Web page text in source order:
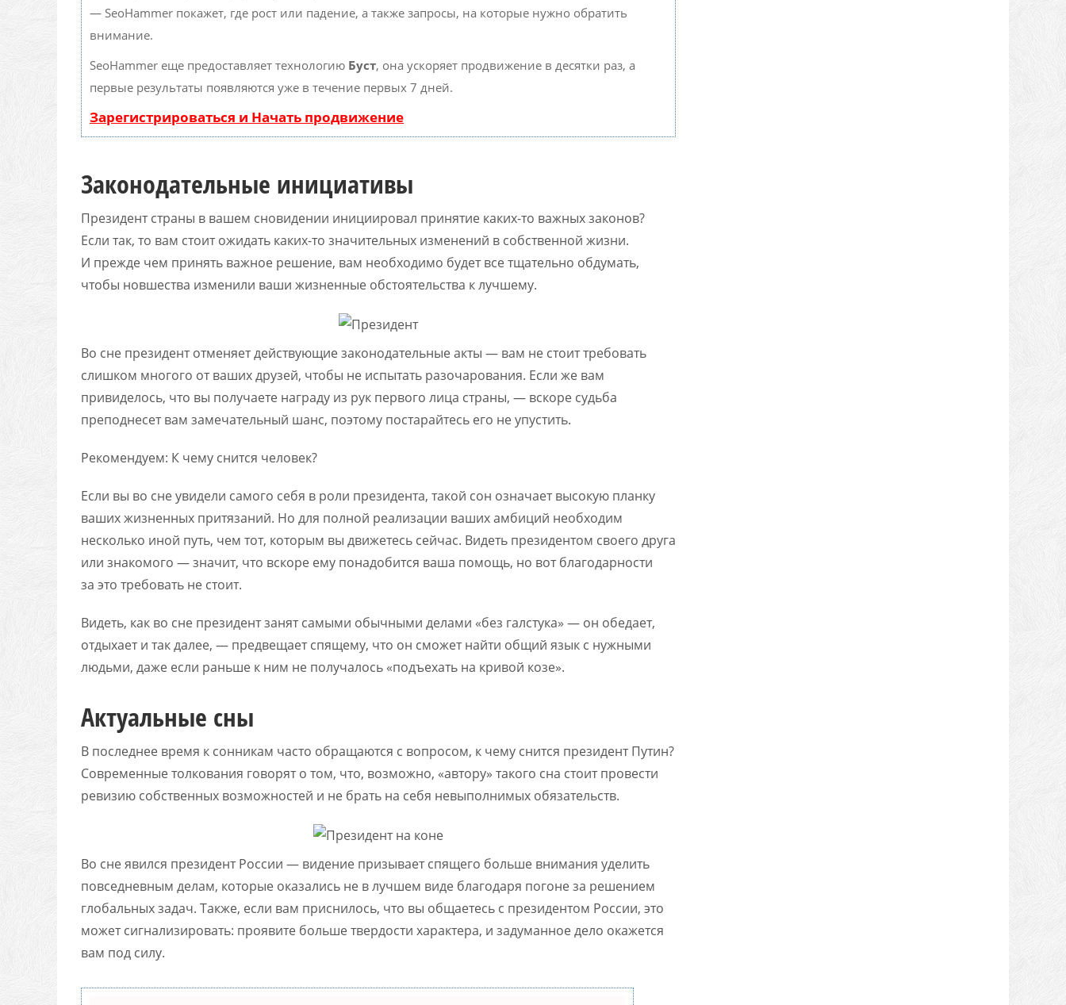
— SeoHammer покажет, где рост или падение, а также запросы, на которые нужно обратить
внимание.
SeoHammer еще предоставляет технологию Буст, она ускоряет продвижение в десятки раз, а
первые результаты появляются уже в течение первых 7 дней.
Зарегистрироваться и Начать продвижение
Законодательные инициативы
Президент страны в вашем сновидении инициировал принятие каких-то важных законов?
Если так, то вам стоит ожидать каких-то значительных изменений в собственной жизни.
И прежде чем принять важное решение, вам необходимо будет все тщательно обдумать,
чтобы новшества изменили ваши жизненные обстоятельства к лучшему.
Во сне президент отменяет действующие законодательные акты — вам не стоит требовать
слишком многого от ваших друзей, чтобы не испытать разочарования. Если же вам
привиделось, что вы получаете награду из рук первого лица страны, — вскоре судьба
преподнесет вам замечательный шанс, поэтому постарайтесь его не упустить.
Рекомендуем: К чему снится человек?
Если вы во сне увидели самого себя в роли президента, такой сон означает высокую планку
ваших жизненных притязаний. Но для полной реализации ваших амбиций необходим
несколько иной путь, чем тот, которым вы движетесь сейчас. Видеть президентом своего друга
или знакомого — значит, что вскоре ему понадобится ваша помощь, но вот благодарности
за это требовать не стоит.
Видеть, как во сне президент занят самыми обычными делами «без галстука» — он обедает,
отдыхает и так далее, — предвещает спящему, что он сможет найти общий язык с нужными
людьми, даже если раньше к ним не получалось «подъехать на кривой козе».
Актуальные сны
В последнее время к сонникам часто обращаются с вопросом, к чему снится президент Путин?
Современные толкования говорят о том, что, возможно, «автору» такого сна стоит провести
ревизию собственных возможностей и не брать на себя невыполнимых обязательств.
Во сне явился президент России — видение призывает спящего больше внимания уделить
повседневным делам, которые оказались не в лучшем виде благодаря погоне за решением
глобальных задач. Также, если вам приснилось, что вы общаетесь с президентом России, это
может сигнализировать: проявите больше твердости характера, и задуманное дело окажется
вам под силу.